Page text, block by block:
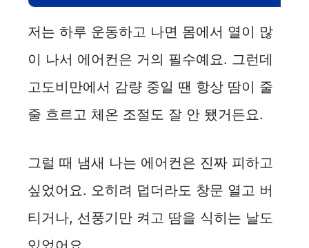
저는 하루 운동하고 나면 몸에서 열이 많
이 나서 에어컨은 거의 필수예요. 그런데
고도비만에서 감량 중일 땐 항상 땀이 줄
줄 흐르고 체온 조절도 잘 안 됐거든요.
그럴 때 냄새 나는 에어컨은 진짜 피하고
싶었어요. 오히려 덥더라도 창문 열고 버
티거나, 선풍기만 켜고 땀을 식히는 날도